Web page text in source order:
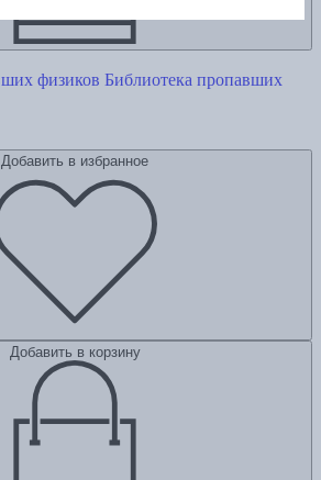
Библиотека пропавших
Добавить в избранное
Добавить в корзину